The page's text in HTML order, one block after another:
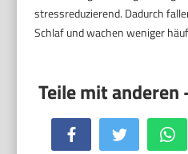
stressreduzierend. Dadurch
Schlaf und wachen weniger
Facebook Twitter